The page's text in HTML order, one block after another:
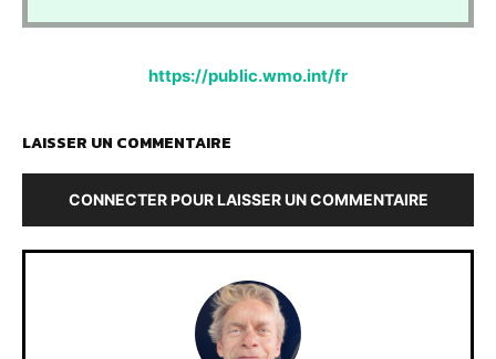
https://public.wmo.int/fr
LAISSER UN COMMENTAIRE
CONNECTER POUR LAISSER UN COMMENTAIRE